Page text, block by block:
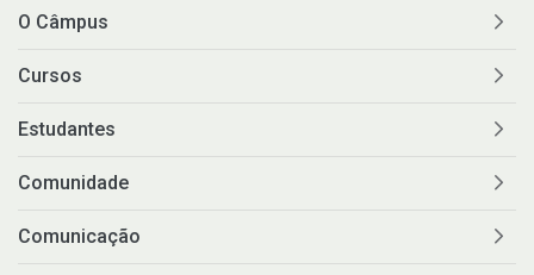
O Câmpus
Cursos
Estudantes
Comunidade
Comunicação